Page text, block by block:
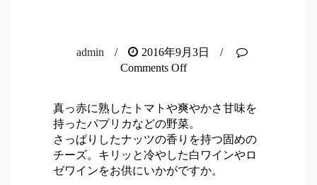
admin / 2016年9月3日
/
Comments Off
真っ赤に熟したトマトや爽やかさ甘味を
持ったパプリカなどの野菜。
さっぱりしたナッツの香りを持つ固めの
チーズ。キリッと冷やした白ワインやロ
ゼワインをお供にいかがですか。